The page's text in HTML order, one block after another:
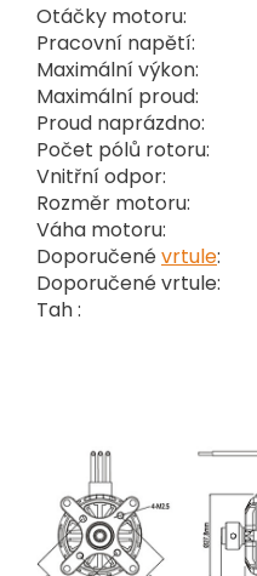
Otáčky motoru:
Pracovní napětí:
Maximální výkon:
Maximální proud:
Proud naprázdno:
Počet pólů rotoru:
Vnitřní odpor:
Rozměr motoru:
Váha motoru:
Doporučenévrtule:
Doporučené vrtule:
Tah :